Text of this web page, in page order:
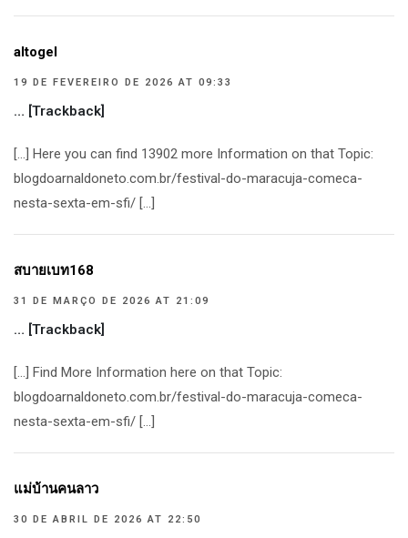
altogel
19 DE FEVEREIRO DE 2026 AT 09:33
… [Trackback]
[…] Here you can find 13902 more Information on that Topic:
blogdoarnaldoneto.com.br/festival-do-maracuja-comeca-
nesta-sexta-em-sfi/ […]
สบายเบท168
31 DE MARÇO DE 2026 AT 21:09
… [Trackback]
[…] Find More Information here on that Topic:
blogdoarnaldoneto.com.br/festival-do-maracuja-comeca-
nesta-sexta-em-sfi/ […]
แม่บ้านคนลาว
30 DE ABRIL DE 2026 AT 22:50